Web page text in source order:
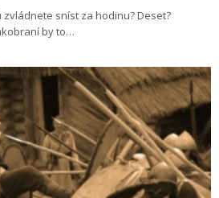
sníst za hodinu? Deset?
by to…